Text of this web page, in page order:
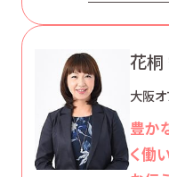
花桐
大阪オ
豊か
く働